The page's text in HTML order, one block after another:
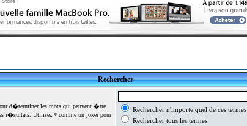
Rechercher
d�terminer les mots qui peuvent �tre
r�sultats. Utilisez * comme un joker pour
Rechercher n'importe quel de ces termes
Rechercher tous les termes